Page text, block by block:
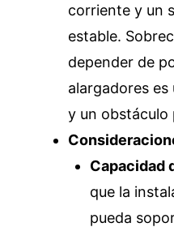
corriente y un
estable.
depender de
alargadores es
y un obstáculo
Capacidad
que la
pueda